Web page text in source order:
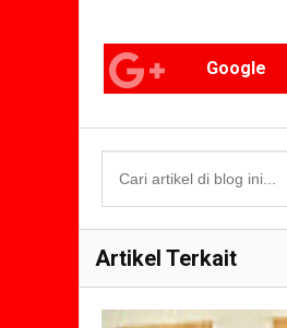
Google
Artikel Terkait